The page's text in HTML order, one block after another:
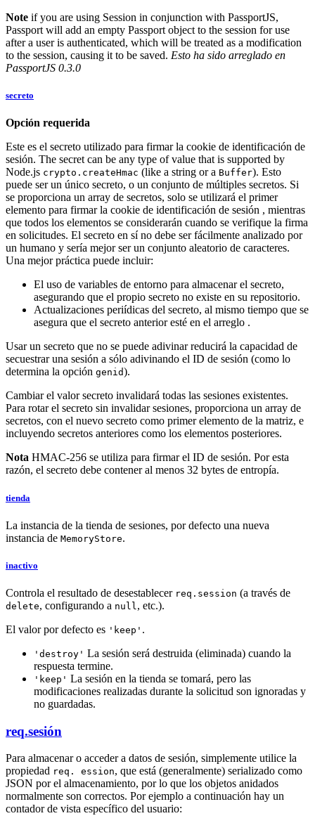
Note if you are using Session in conjunction with PassportJS,
Passport will add an empty Passport object to the session for use
after a user is authenticated, which will be treated as a modification
to the session, causing it to be saved. Esto ha sido arreglado en
PassportJS 0.3.0
secreto
Opción requerida
Este es el secreto utilizado para firmar la cookie de identificación de
sesión. The secret can be any type of value that is supported by
Node.js crypto.createHmac (like a string or a Buffer). Esto
puede ser un único secreto, o un conjunto de múltiples secretos. Si
se proporciona un array de secretos, solo se utilizará el primer
elemento para firmar la cookie de identificación de sesión , mientras
que todos los elementos se considerarán cuando se verifique la firma
en solicitudes. El secreto en sí no debe ser fácilmente analizado por
un humano y sería mejor ser un conjunto aleatorio de caracteres.
Una mejor práctica puede incluir:
El uso de variables de entorno para almacenar el secreto,
asegurando que el propio secreto no existe en su repositorio.
Actualizaciones periídicas del secreto, al mismo tiempo que se
asegura que el secreto anterior esté en el arreglo .
Usar un secreto que no se puede adivinar reducirá la capacidad de
secuestrar una sesión a sólo adivinando el ID de sesión (como lo
determina la opción genid).
Cambiar el valor secreto invalidará todas las sesiones existentes.
Para rotar el secreto sin invalidar sesiones, proporciona un array de
secretos, con el nuevo secreto como primer elemento de la matriz, e
incluyendo secretos anteriores como los elementos posteriores.
Nota HMAC-256 se utiliza para firmar el ID de sesión. Por esta
razón, el secreto debe contener al menos 32 bytes de entropía.
tienda
La instancia de la tienda de sesiones, por defecto una nueva
instancia de MemoryStore.
inactivo
Controla el resultado de desestablecer req.session (a través de
delete, configurando a null, etc.).
El valor por defecto es 'keep' .
'destroy' La sesión será destruida (eliminada) cuando la
respuesta termine.
'keep' La sesión en la tienda se tomará, pero las
modificaciones realizadas durante la solicitud son ignoradas y
no guardadas.
req.sesión
Para almacenar o acceder a datos de sesión, simplemente utilice la
propiedad req. ession, que está (generalmente) serializado como
JSON por el almacenamiento, por lo que los objetos anidados
normalmente son correctos. Por ejemplo a continuación hay un
contador de vista específico del usuario: